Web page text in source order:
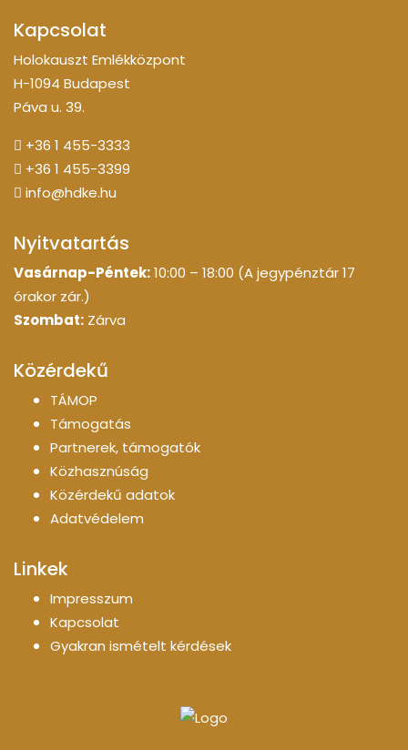
Kapcsolat
Holokauszt Emlékközpont
H-1094 Budapest
Páva u. 39.
+36 1 455-3333
+36 1 455-3399
info@hdke.hu
Nyitvatartás
Vasárnap-Péntek:10:00 – 18:00 (A jegypénztár 17
órakor zár.)
Szombat: Zárva
Közérdekű
TÁMOP
Támogatás
Partnerek, támogatók
Közhasznúság
Közérdekű adatok
Adatvédelem
Linkek
Impresszum
Kapcsolat
Gyakran ismételt kérdések